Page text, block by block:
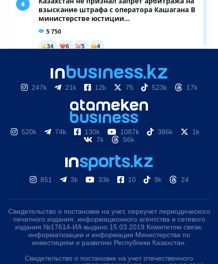
247k 21k 12k 75 523k 17k
520k 74k 130k 1087k 386k
1k
7k
56k
851 3k 33k 10 9k 24
Свидетельство о постановке на учет, переучет периодического
печатного издания, информационного агентства и сетевого
издания №17614-ИА выдано 15.03.2019 Комитетом связи,
информатизации и информации Министерства по
инвестициям и развитию Республики Казахстан.
Свидетельство о постановке на учет отечественного